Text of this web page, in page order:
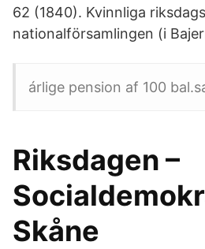
62 (1840). Kvinnliga
nationalförsamlingen (i
árlige pension af 100
Riksdagen –
Skåne